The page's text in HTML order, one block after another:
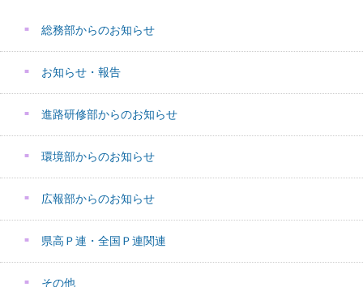
総務部からのお知らせ
お知らせ・報告
進路研修部からのお知らせ
環境部からのお知らせ
広報部からのお知らせ
県高Ｐ連・全国Ｐ連関連
その他